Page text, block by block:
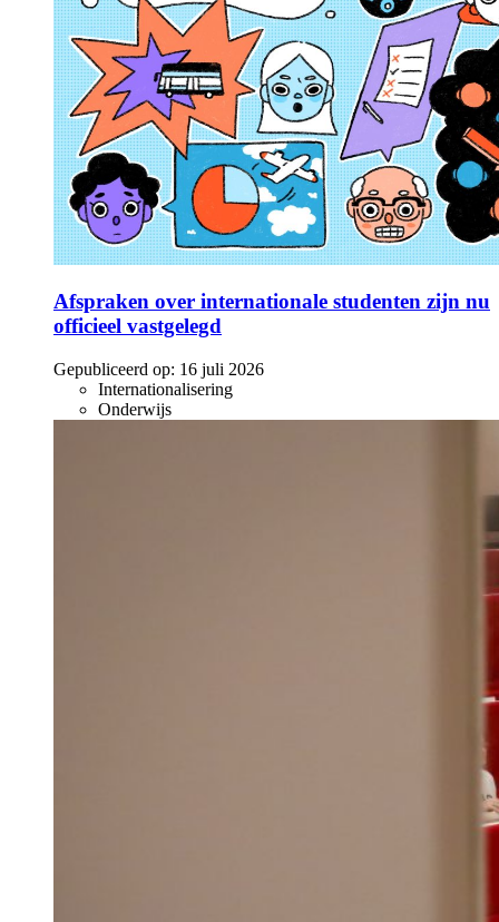
Afspraken over internationale studenten zijn nu
officieel vastgelegd
Gepubliceerd op: 16 juli 2026
Internationalisering
Onderwijs